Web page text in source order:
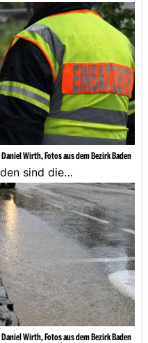
Wirth, Fotos aus dem Bezirk Baden
sind die
Wirth, Fotos aus dem Bezirk Baden